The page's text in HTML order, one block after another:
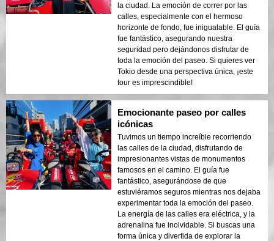
la ciudad. La emoción de correr por las
calles, especialmente con el hermoso
horizonte de fondo, fue inigualable. El guía
fue fantástico, asegurando nuestra
seguridad pero dejándonos disfrutar de
toda la emoción del paseo. Si quieres ver
Tokio desde una perspectiva única, ¡este
tour es imprescindible!
Emocionante paseo por calles
icónicas
Tuvimos un tiempo increíble recorriendo
las calles de la ciudad, disfrutando de
impresionantes vistas de monumentos
famosos en el camino. El guía fue
fantástico, asegurándose de que
estuviéramos seguros mientras nos dejaba
experimentar toda la emoción del paseo.
La energía de las calles era eléctrica, y la
adrenalina fue inolvidable. Si buscas una
forma única y divertida de explorar la